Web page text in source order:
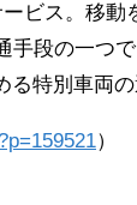
ビス。移動
手段の一つ
特別車両の
）